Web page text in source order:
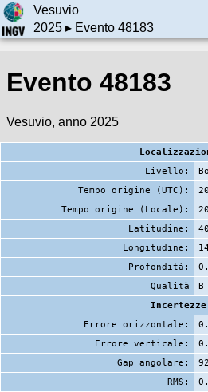
Vesuvio
2025▸ Evento 48183
Evento 48183
Vesuvio, anno 2025
Livello:
Tempo origine (UTC):
Tempo origine (Locale):
Latitudine:
Longitudine:
Profondità:
Qualità
B
Incertezze
Errore orizzontale:
Errore verticale:
Gap angolare:
RMS: